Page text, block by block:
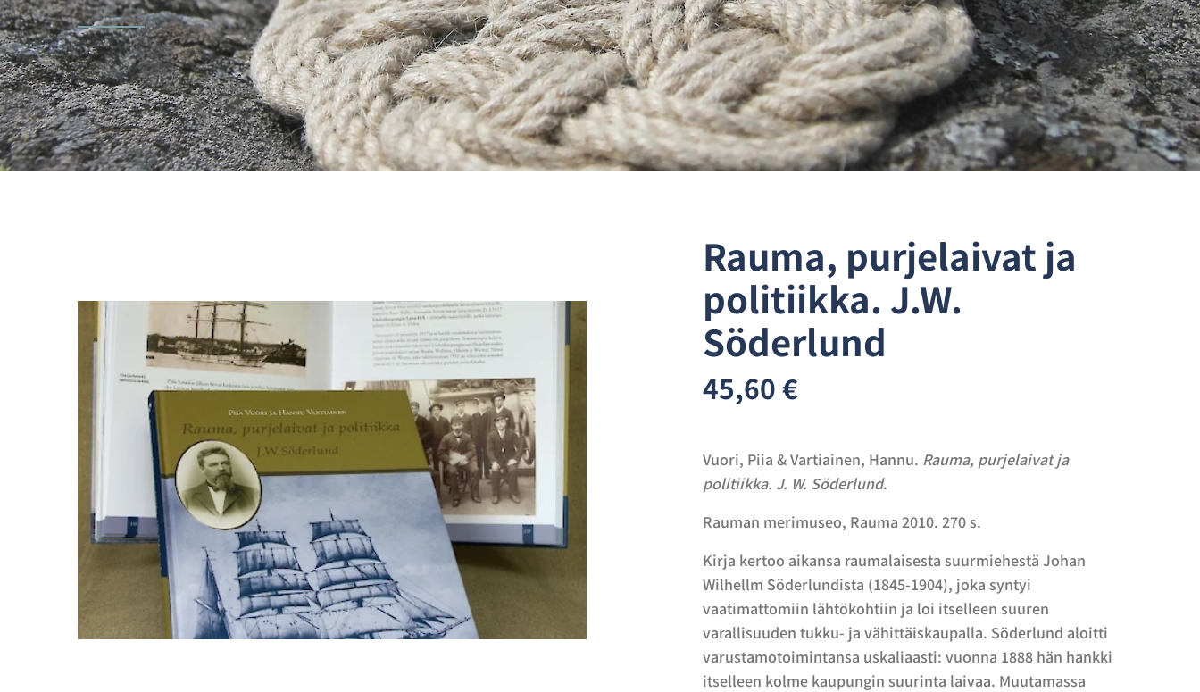
Rauma, purjelaivat ja
politiikka. J.W.
Söderlund
45,60 €
Vuori, Piia & Vartiainen, Hannu. Rauma, purjelaivat ja
politiikka. J. W. Söderlund.
Rauman merimuseo, Rauma 2010. 270 s.
Kirja kertoo aikansa raumalaisesta suurmiehestä Johan
Wilhellm Söderlundista (1845-1904), joka syntyi
vaatimattomiin lähtökohtiin ja loi itselleen suuren
varallisuuden tukku- ja vähittäiskaupalla. Söderlund aloitti
varustamotoimintansa uskaliaasti: vuonna 1888 hän hankki
itselleen kolme kaupungin suurinta laivaa. Muutamassa